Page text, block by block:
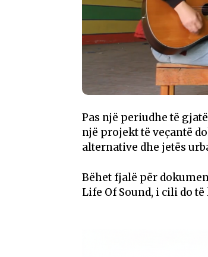
Pas një periudhe të
një projekt të veçantë
alternative dhe jetës
Bëhet fjalë për
Life Of Sound, i cili do